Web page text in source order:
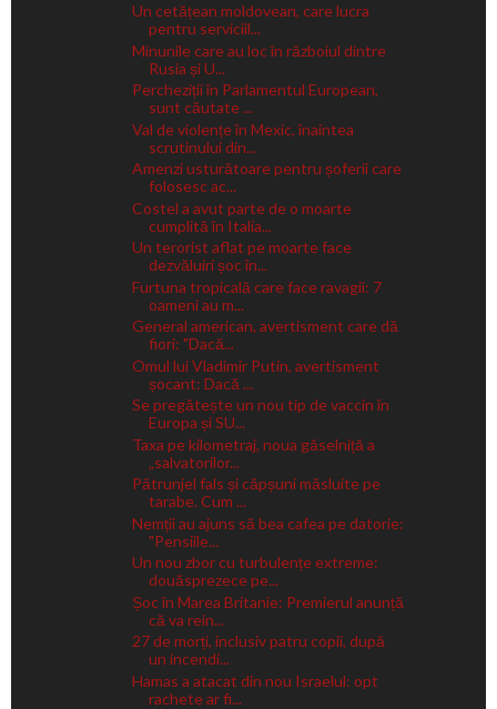
Un cetățean moldovean, care lucra
pentru serviciil...
Minunile care au loc în războiul dintre
Rusia și U...
Percheziții în Parlamentul European,
sunt căutate ...
Val de violențe în Mexic, înaintea
scrutinului din...
Amenzi usturătoare pentru șoferii care
folosesc ac...
Costel a avut parte de o moarte
cumplită în Italia...
Un terorist aflat pe moarte face
dezvăluiri șoc în...
Furtuna tropicală care face ravagii: 7
oameni au m...
General american, avertisment care dă
fiori: "Dacă...
Omul lui Vladimir Putin, avertisment
șocant: Dacă ...
Se pregătește un nou tip de vaccin în
Europa și SU...
Taxa pe kilometraj, noua găselniță a
„salvatorilor...
Pătrunjel fals și căpșuni măsluite pe
tarabe. Cum ...
Nemții au ajuns să bea cafea pe datorie:
"Pensiile...
Un nou zbor cu turbulențe extreme:
douăsprezece pe...
Șoc în Marea Britanie: Premierul anunță
că va rein...
27 de morți, inclusiv patru copii, după
un incendi...
Hamas a atacat din nou Israelul: opt
rachete ar fi...